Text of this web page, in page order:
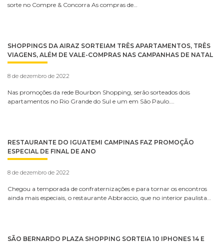
sorte no Compre & Concorra As compras de…
SHOPPINGS DA AIRAZ SORTEIAM TRÊS APARTAMENTOS, TRÊS
VIAGENS, ALÉM DE VALE-COMPRAS NAS CAMPANHAS DE NATAL
8 de dezembro de 2022
Nas promoções da rede Bourbon Shopping, serão sorteados dois
apartamentos no Rio Grande do Sul e um em São Paulo….
RESTAURANTE DO IGUATEMI CAMPINAS FAZ PROMOÇÃO
ESPECIAL DE FINAL DE ANO
8 de dezembro de 2022
Chegou a temporada de confraternizações e para tornar os encontros
ainda mais especiais, o restaurante Abbraccio, que no interior paulista…
SÃO BERNARDO PLAZA SHOPPING SORTEIA 10 IPHONES 14 E